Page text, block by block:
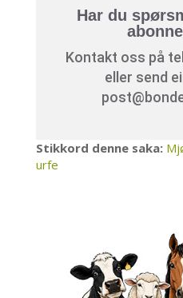
Har du
Kontakt oss på
eller send
Stikkord denne saka:
urfe